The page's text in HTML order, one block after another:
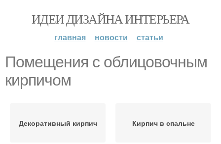
ИДЕИ ДИЗАЙНА ИНТЕРЬЕРА
главная новости статьи
Помещения с облицовочным
кирпичом
Декоративный кирпич Кирпич в спальне